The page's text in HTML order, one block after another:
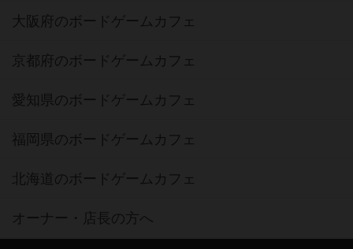
大阪府のボードゲームカフェ
京都府のボードゲームカフェ
愛知県のボードゲームカフェ
福岡県のボードゲームカフェ
北海道のボードゲームカフェ
オーナー・店長の方へ